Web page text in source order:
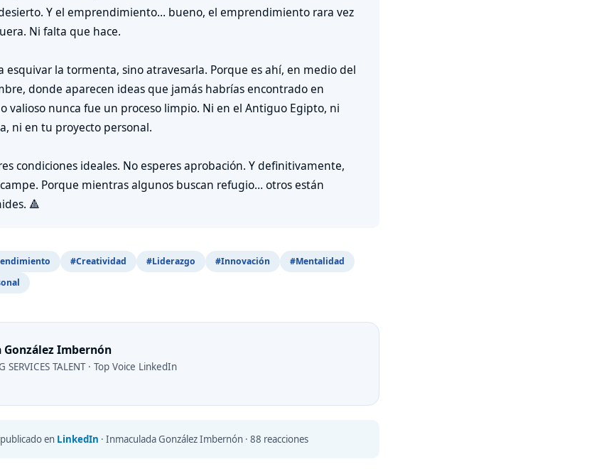
Y el emprendimiento… bueno, el emprendimiento rara vez
Ni falta que hace.
esquivar la tormenta, sino atravesarla. Porque es ahí, en medio del
donde aparecen ideas que jamás habrías encontrado en
valioso nunca fue un proceso limpio. Ni en el Antiguo Egipto, ni
ni en tu proyecto personal.
condiciones ideales. No esperes aprobación. Y definitivamente,
Porque mientras algunos buscan refugio… otros están
🔺
#Creatividad #Liderazgo #Innovación
#Mentalidad
Imbernón
SERVICES TALENT · Top Voice LinkedIn
en LinkedIn · Inmaculada González Imbernón · 88 reacciones